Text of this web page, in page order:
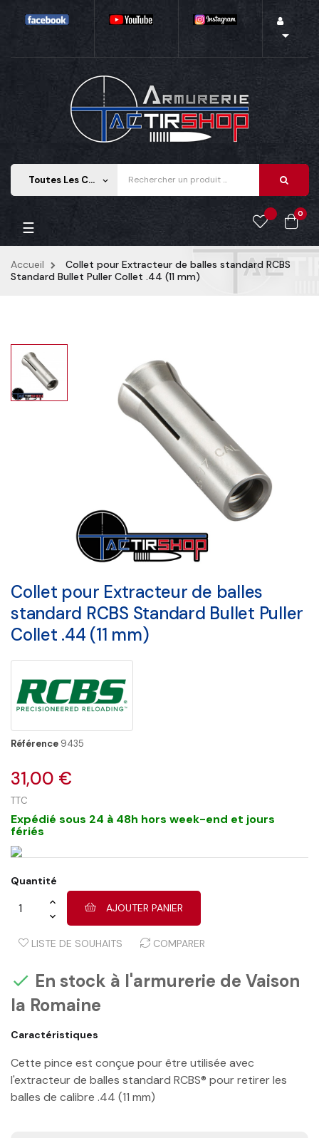

Toutes Les Catégories keyboard_arrow_down
0
Basculer la navigation
☰
Accueil
Collet pour Extracteur de balles standard RCBS
Standard Bullet Puller Collet .44 (11 mm)
Collet pour Extracteur de balles
standard RCBS Standard Bullet Puller
Collet .44 (11 mm)
Référence 9435
31,00 €
TTC
Expédié sous 24 à 48h hors week-end et jours
fériés
Quantité
AJOUTER PANIER
LISTE DE SOUHAITS COMPARER
 En stock à l'armurerie de Vaison
la Romaine
Caractéristiques
Cette pince est conçue pour être utilisée avec
l'extracteur de balles standard RCBS® pour retirer les
balles de calibre .44 (11 mm)